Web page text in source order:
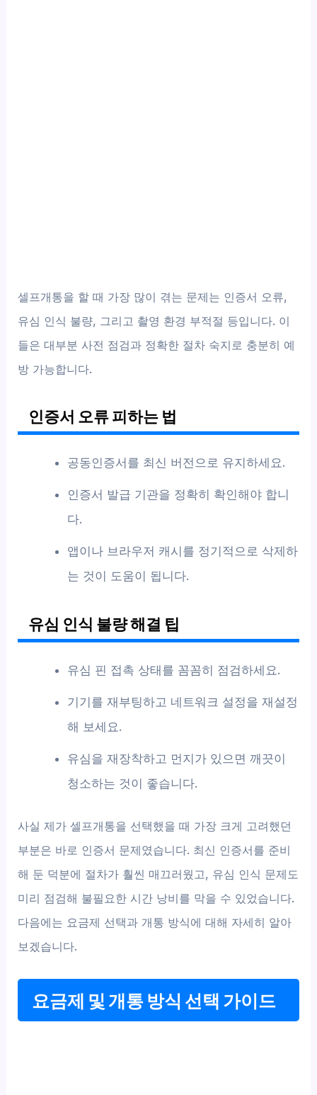
셀프개통을 할 때 가장 많이 겪는 문제는 인증서 오류,
유심 인식 불량, 그리고 촬영 환경 부적절 등입니다. 이
들은 대부분 사전 점검과 정확한 절차 숙지로 충분히 예
방 가능합니다.
인증서 오류 피하는 법
공동인증서를 최신 버전으로 유지하세요.
인증서 발급 기관을 정확히 확인해야 합니
다.
앱이나 브라우저 캐시를 정기적으로 삭제하
는 것이 도움이 됩니다.
유심 인식 불량 해결 팁
유심 핀 접촉 상태를 꼼꼼히 점검하세요.
기기를 재부팅하고 네트워크 설정을 재설정
해 보세요.
유심을 재장착하고 먼지가 있으면 깨끗이
청소하는 것이 좋습니다.
사실 제가 셀프개통을 선택했을 때 가장 크게 고려했던
부분은 바로 인증서 문제였습니다. 최신 인증서를 준비
해 둔 덕분에 절차가 훨씬 매끄러웠고, 유심 인식 문제도
미리 점검해 불필요한 시간 낭비를 막을 수 있었습니다.
다음에는 요금제 선택과 개통 방식에 대해 자세히 알아
보겠습니다.
요금제 및 개통 방식 선택 가이드